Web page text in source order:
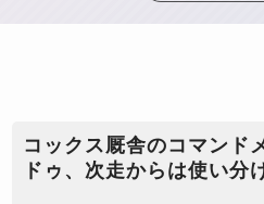
コックス厩舎のコマンド
ドゥ、次走からは使い分